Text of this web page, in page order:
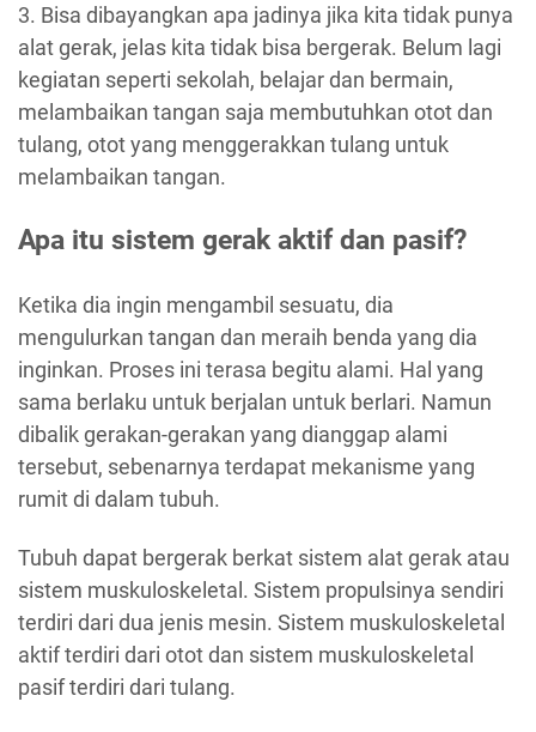
3. Bisa dibayangkan apa jadinya jika kita tidak punya
alat gerak, jelas kita tidak bisa bergerak. Belum lagi
kegiatan seperti sekolah, belajar dan bermain,
melambaikan tangan saja membutuhkan otot dan
tulang, otot yang menggerakkan tulang untuk
melambaikan tangan.
Apa itu sistem gerak aktif dan pasif?
Ketika dia ingin mengambil sesuatu, dia
mengulurkan tangan dan meraih benda yang dia
inginkan. Proses ini terasa begitu alami. Hal yang
sama berlaku untuk berjalan untuk berlari. Namun
dibalik gerakan-gerakan yang dianggap alami
tersebut, sebenarnya terdapat mekanisme yang
rumit di dalam tubuh.
Tubuh dapat bergerak berkat sistem alat gerak atau
sistem muskuloskeletal. Sistem propulsinya sendiri
terdiri dari dua jenis mesin. Sistem muskuloskeletal
aktif terdiri dari otot dan sistem muskuloskeletal
pasif terdiri dari tulang.